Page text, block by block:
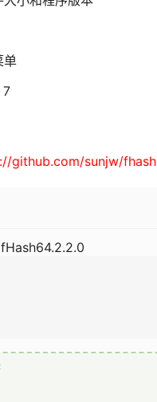
单
7
github.com/sunjw/fhash